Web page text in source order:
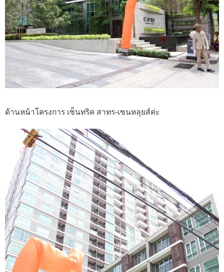
ด้านหน้าโครงการ เซ็นทริค สาทร-เซนหลุยส์ค่ะ